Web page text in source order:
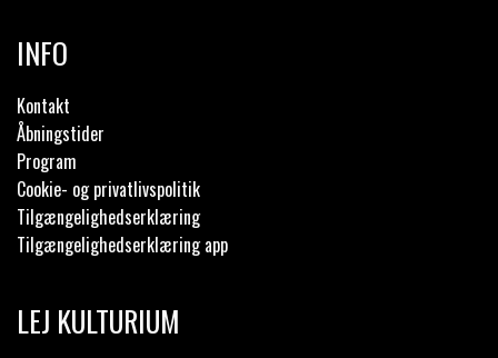
INFO
Kontakt
Åbningstider
Program
Cookie- og privatlivspolitik
Tilgængelighedserklæring
Tilgængelighedserklæring app
LEJ KULTURIUM